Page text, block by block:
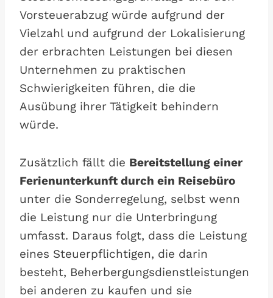
Vorsteuerabzug würde aufgrund der
Vielzahl und aufgrund der Lokalisierung
der erbrachten Leistungen bei diesen
Unternehmen zu praktischen
Schwierigkeiten führen, die die
Ausübung ihrer Tätigkeit behindern
würde.
Zusätzlich fällt die Bereitstellung einer
Ferienunterkunft durch ein Reisebüro
unter die Sonderregelung, selbst wenn
die Leistung nur die Unterbringung
umfasst. Daraus folgt, dass die Leistung
eines Steuerpflichtigen, die darin
besteht, Beherbergungsdienstleistungen
bei anderen zu kaufen und sie